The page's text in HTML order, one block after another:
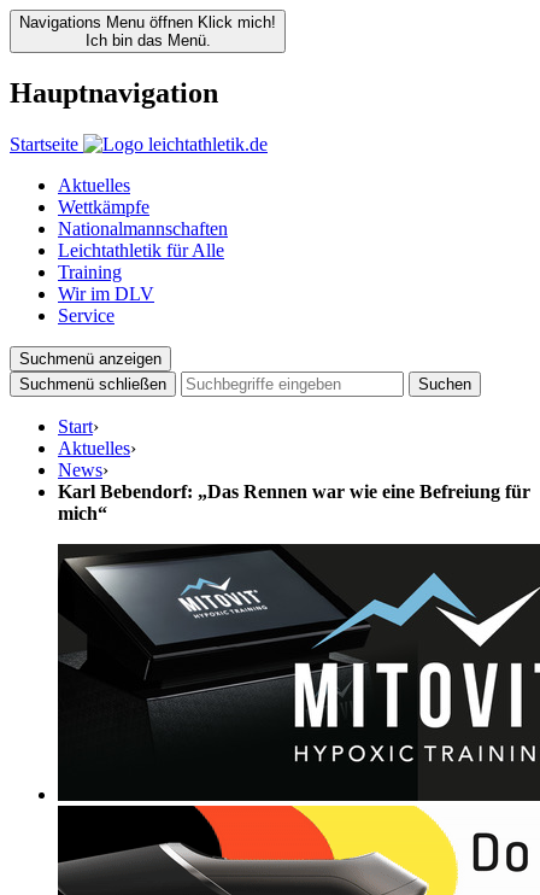
Navigations Menu öffnen Klick mich!
Ich bin das Menü.
Hauptnavigation
Startseite
Aktuelles
Wettkämpfe
Nationalmannschaften
Leichtathletik für Alle
Training
Wir im DLV
Service
Suchmenü anzeigen
Suchmenü schließen
Suchen
Start›
Aktuelles›
News›
Karl Bebendorf: „Das Rennen war wie eine Befreiung für
mich“